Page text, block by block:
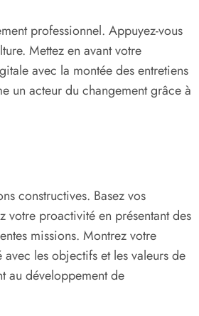
professionnel. Appuyez-vous
Mettez en avant votre
avec la montée des entretiens
un acteur du changement grâce à
constructives. Basez vos
votre proactivité en présentant des
missions. Montrez votre
les objectifs et les valeurs de
au développement de